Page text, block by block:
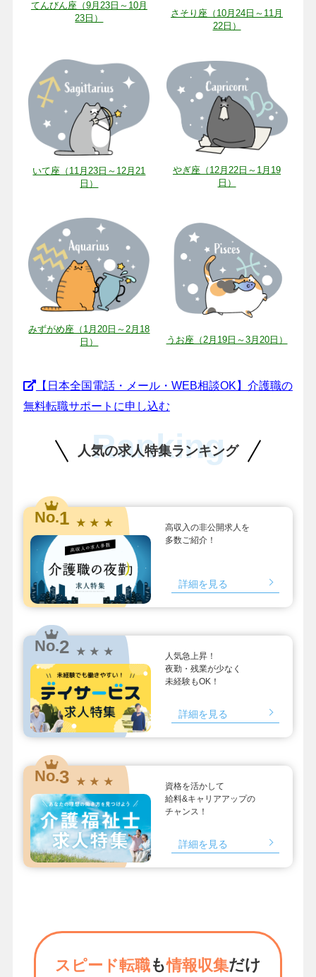
てんびん座（9月23日～10月
23日）
さそり座（10月24日～11月
22日）
いて座（11月23日～12月21
日）
やぎ座（12月22日～1月19
日）
みずがめ座（1月20日～2月18
日）
うお座（2月19日～3月20日）
【日本全国電話・メール・WEB相談OK】介護職の
無料転職サポートに申し込む
人気の求人特集ランキング
Ranking
No.1 ★ ★ ★
高収入の非公開求人を
多数ご紹介！
詳細を見る
No.2 ★ ★ ★
人気急上昇！
夜勤・残業が少なく
未経験もOK！
詳細を見る
No.3 ★ ★ ★
資格を活かして
給料&キャリアアップの
チャンス！
詳細を見る
スピード転職も情報収集だけ